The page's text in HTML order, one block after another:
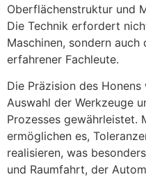
Oberflächenstruktur und
Die Technik erfordert
Maschinen, sondern auch
erfahrener Fachleute.
Die Präzision des
Auswahl der Werkzeuge
Prozesses gewährleistet.
ermöglichen es,
realisieren, was
und Raumfahrt, der